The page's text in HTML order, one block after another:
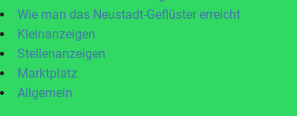
Wie man das Neustadt-Geflüster erreicht
Kleinanzeigen
Stellenanzeigen
Marktplatz
Allgemein